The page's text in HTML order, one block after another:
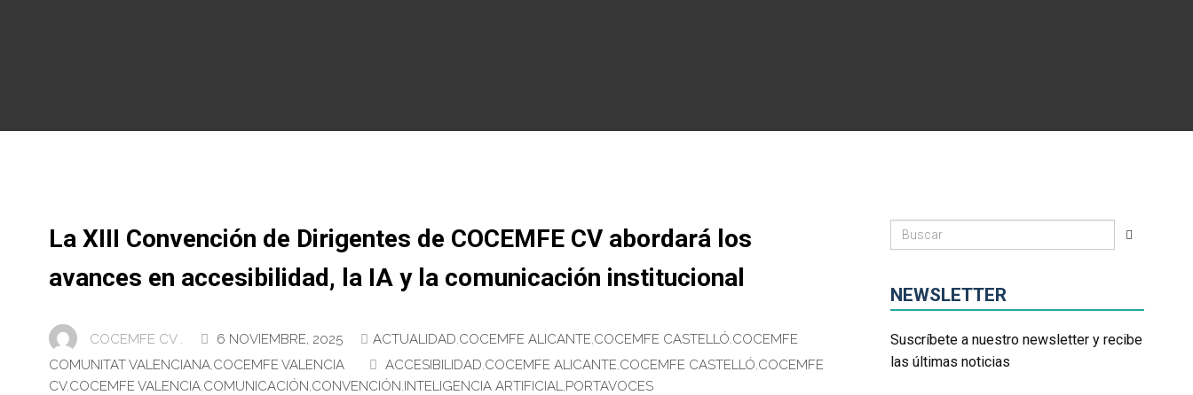
La XIII Convención de Dirigentes de COCEMFE CV abordará los
avances en accesibilidad, la IA y la comunicación institucional
COCEMFE CV . 6 NOVIEMBRE, 2025 ACTUALIDAD,COCEMFE ALICANTE,COCEMFE CASTELLÓ,COCEMFE
COMUNITAT VALENCIANA,COCEMFE VALENCIA ACCESIBILIDAD,COCEMFE ALICANTE,COCEMFE CASTELLÓ,COCEMFE
CV,COCEMFE VALENCIA,COMUNICACIÓN,CONVENCIÓN,INTELIGENCIA ARTIFICIAL,PORTAVOCES
NEWSLETTER
Suscríbete a nuestro newsletter y recibe
las últimas noticias